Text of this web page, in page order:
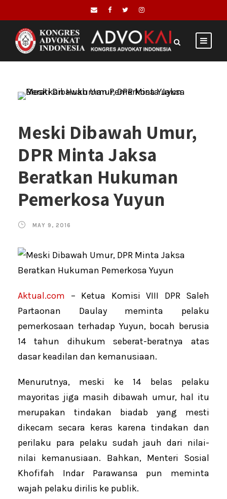
Meski Dibawah Umur,
DPR Minta Jaksa
Beratkan Hukuman
Pemerkosa Yuyun
MAY 9, 2016
Aktual.com – Ketua Komisi VIII DPR Saleh
Partaonan Daulay meminta pelaku
pemerkosaan terhadap Yuyun, bocah berusia
14 tahun dihukum seberat-beratnya atas
dasar keadilan dan kemanusiaan.
Menurutnya, meski ke 14 belas pelaku
mayoritas jiga masih dibawah umur, hal itu
merupakan tindakan biadab yang mesti
dikecam secara keras karena tindakan dan
perilaku para pelaku sudah jauh dari nilai-
nilai kemanusiaan. Bahkan, Menteri Sosial
Khofifah Indar Parawansa pun meminta
wajah pelaku dirilis ke publik.